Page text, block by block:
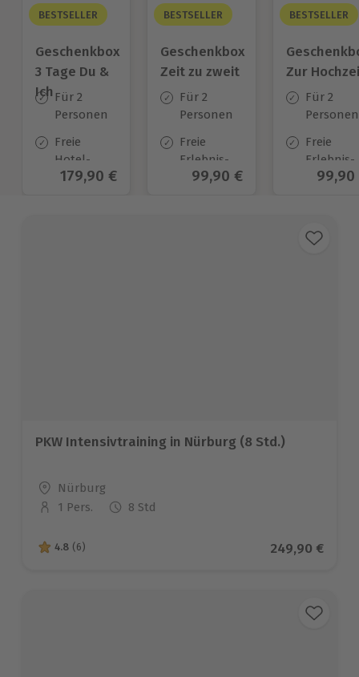
BESTSELLER
Geschenkbox
3 Tage Du &
Ich Für 2
Personen
Freie
Hotel-
Auswahl
Aktueller Preis
179,90 €
BESTSELLER
Geschenkbox
Zeit zu zweit
Für 2
Personen
Freie
Erlebnis-
Auswahl
Aktueller Preis
99,90 €
BESTSELLER
Zur
Für 2
Personen
Freie
Erlebnis-
Auswahl
99,90
PKW Intensivtraining in Nürburg (8 Std.)
Standort
Nürburg
Anzahl der Teilnehmer
1 Pers. 8 Std
4.8 von 5 Sternen basierend auf 6 Bewertungen
4.8 (6) Aktueller
249,90 €